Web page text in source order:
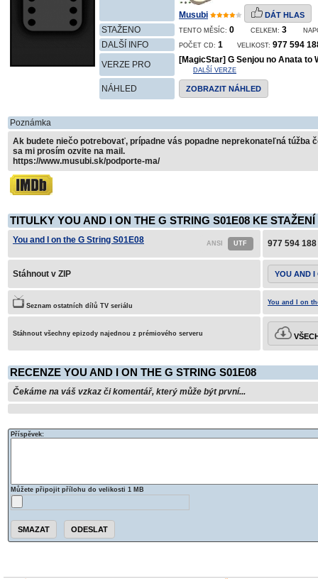
Musubi DÁT HLAS
STAŽENO TENTO MĚSÍC: 0 CELKEM: 3
DALŠÍ INFO POČET CD: 1 VELIKOST: 977 594
VERZE PRO
[MagicStar] G Senjou no Anata to
DALŠÍ VERZE
NÁHLED ZOBRAZIT NÁHLED
Poznámka
Ak budete niečo potrebovať, prípadne vás popadne neprekonateľná
sa mi prosím ozvite na mail.
https://www.musubi.sk/podporte-ma/
TITULKY YOU AND I ON THE G STRING S01E08 KE STAŽENÍ
You and I on the G String S01E08 977 594
Stáhnout v ZIP YOU AND I
Seznam ostatních dílů TV seriálu You and I on
Stáhnout všechny epizody najednou z prémiového serveru
RECENZE YOU AND I ON THE G STRING S01E08
Čekáme na váš vzkaz či komentář, který může být první...
Příspěvek:
Můžete připojit přílohu do velikosti 1 MB